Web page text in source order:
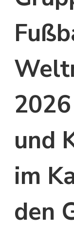
und
im
den